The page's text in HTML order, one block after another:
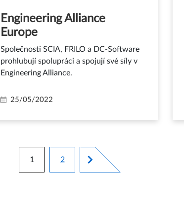
Engineering Alliance
Europe
Společnosti SCIA, FRILO a DC-Software
prohlubují spolupráci a spojují své síly v
Engineering Alliance.
25/05/2022
Pagination
Aktuální stránka
1
Stránka
2